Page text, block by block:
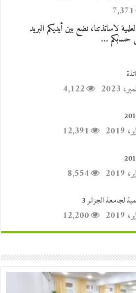
7,371
لاساتذتنا، نضع بين أيديكم البريد
حسابكم …
4,122
12,391
8,554
لجامعة الجزائر 3
12,200